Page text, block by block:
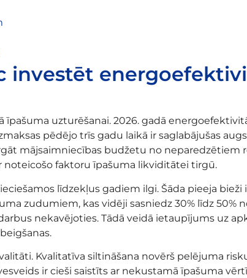
investēt
uzturēšanai. 2026. gadā
pēdējo trīs gadu laikā ir saglabājušas
mājsaimniecības budžetu no neparedzētiem
noteicošo faktoru īpašuma likviditātei tirgū.
līdzekļus gadiem ilgi. Šāda pieeja bieži
zudumiem, kas vidēji sasniedz 30% līdz 50%
nekavējoties. Tādā veidā ietaupījums uz
Kvalitatīva siltināšana novērš pelējuma
ir cieši saistīts ar nekustamā īpašuma